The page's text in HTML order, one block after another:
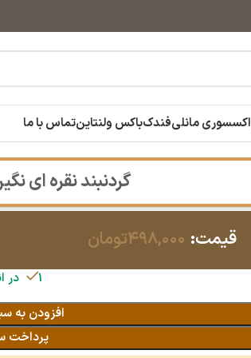
اکسسوری مانلیفندکباکس ولنتاینتماس با ما
گردنبند نقره ای
قیمت: ۴۹۸,۰۰۰تومان
1 در انبار
افزودن به
پرداخت